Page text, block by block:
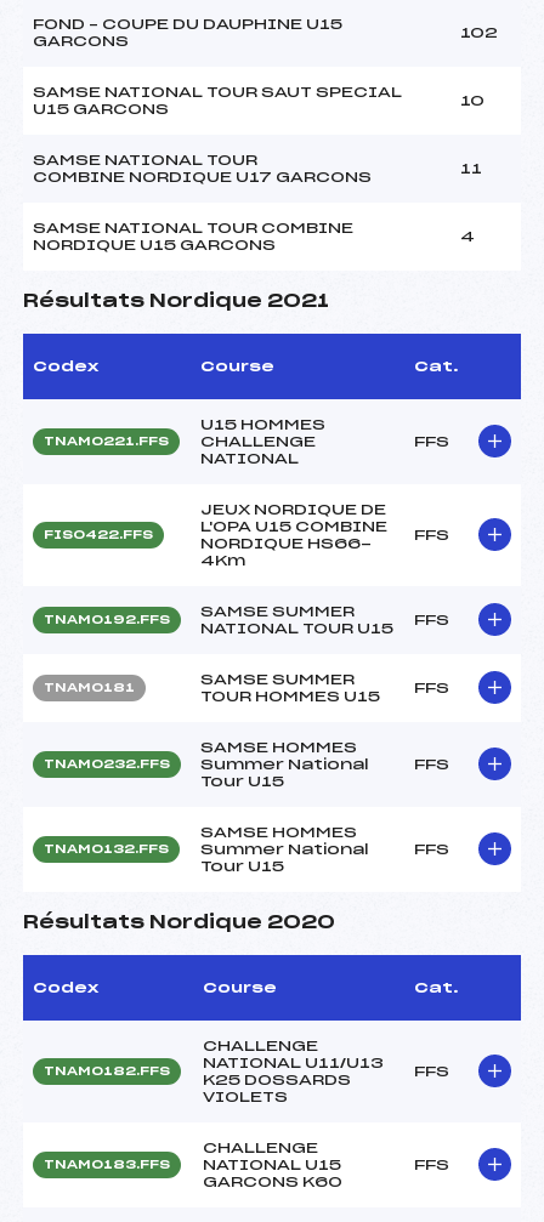
FOND – COUPE DU DAUPHINE U15
GARCONS
102
SAMSE NATIONAL TOUR SAUT SPECIAL
U15 GARCONS
10
SAMSE NATIONAL TOUR
COMBINE NORDIQUE U17 GARCONS
11
SAMSE NATIONAL TOUR COMBINE
NORDIQUE U15 GARCONS
4
Résultats Nordique 2021
Codex Course Cat.
TNAM0221.FFS
U15 HOMMES
CHALLENGE
NATIONAL
FFS
FIS0422.FFS
JEUX NORDIQUE DE
L'OPA U15 COMBINE
NORDIQUE HS66-
4Km
FFS
TNAM0192.FFS
SAMSE SUMMER
NATIONAL TOUR U15
FFS
TNAM0181
SAMSE SUMMER
TOUR HOMMES U15
FFS
TNAM0232.FFS
SAMSE HOMMES
Summer National
Tour U15
FFS
TNAM0132.FFS
SAMSE HOMMES
Summer National
Tour U15
FFS
Résultats Nordique 2020
Codex Course Cat.
TNAM0182.FFS
CHALLENGE
NATIONAL U11/U13
K25 DOSSARDS
VIOLETS
FFS
TNAM0183.FFS
CHALLENGE
NATIONAL U15
GARCONS K60
FFS